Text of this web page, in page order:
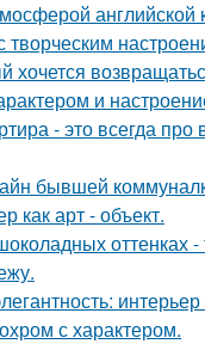
английской
хочется
и
- это всегда про
бывшей
как арт - объект.
оттенках -
с характером.